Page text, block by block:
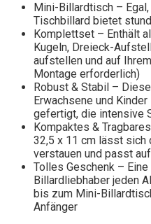
Mini-Billardtisch –
Tischbillard bietet
Komplettset – Enthält
Kugeln, Dreieck-
aufstellen und auf
Montage erforderlich)
Robust & Stabil –
Erwachsene und
gefertigt, die intensive
Kompaktes &
32,5 x 11 cm lässt
verstauen und passt
Tolles Geschenk –
Billardliebhaber jeden
bis zum Mini-
Anfänger